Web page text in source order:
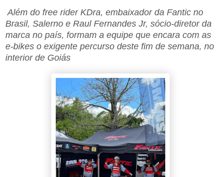
Além do free rider KDra, embaixador da Fantic no
Brasil, Salerno e Raul Fernandes Jr, sócio-diretor da
marca no país, formam a equipe que encara com as
e-bikes o exigente percurso deste fim de semana, no
interior de Goiás